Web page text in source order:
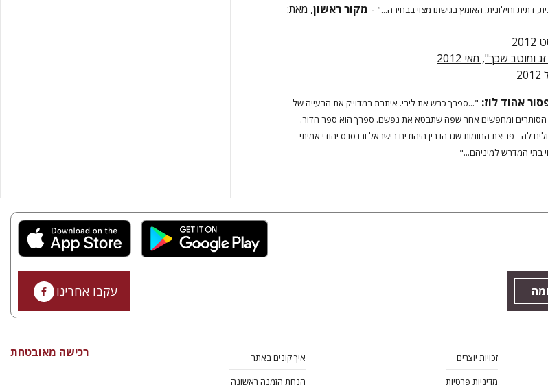
דתית וחילונית. האומץ בגישתו מצוי בבחירה..." - מקור ראשון, מאת:
ומוטב שכך", מאי 2012
אהוד לוז: "...ספרך כבש את ליבי. איתרת במדוייק את הבעייה של
הסותרים ומחפשים אחר שפה שתבטא את נפשם. ספרך הוא ספר הדוֹר.
לה - פריצת החומות שגבהו בין היהודים בישראל ורנסנס יהודי אמיתי
בתי המדרש למיניהם..."
עקבו אחרינו
זכויות יוצרים
מדיניות פרטיות
איך קונים באתר
הנחת הזמנה ראשונה
רכישה מאובטחת